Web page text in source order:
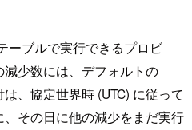
ーブルで実行できるプロビ
少数には、デフォルトの
、協定世界時 (UTC) に従って
その日に他の減少をまだ実行